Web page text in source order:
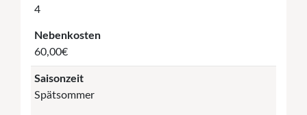
4
Nebenkosten
60,00€
Saisonzeit
Spätsommer